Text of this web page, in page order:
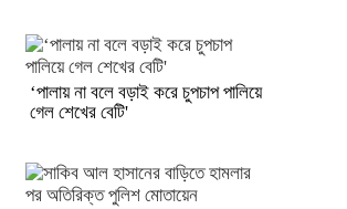
‘পালায় না বলে বড়াই করে চুপচাপ পালিয়ে
গেল শেখের বেটি'